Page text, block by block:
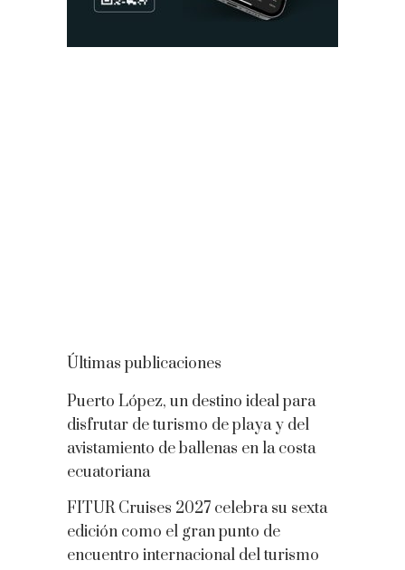
Últimas publicaciones
Puerto López, un destino ideal para
disfrutar de turismo de playa y del
avistamiento de ballenas en la costa
ecuatoriana
FITUR Cruises 2027 celebra su sexta
edición como el gran punto de
encuentro internacional del turismo